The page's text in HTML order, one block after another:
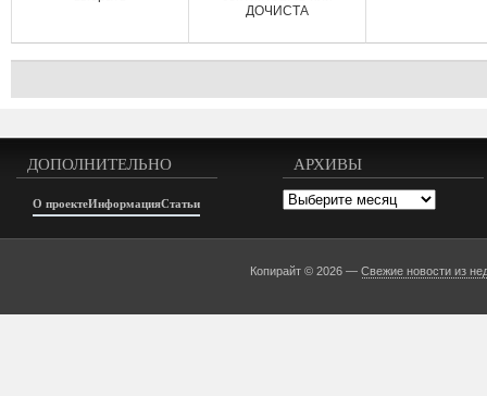
ДОЧИСТА
ДОПОЛНИТЕЛЬНО
О проектеИнформацияСтатьи
АРХИВЫ
Архивы
Копирайт © 2026 —Свежие новости из